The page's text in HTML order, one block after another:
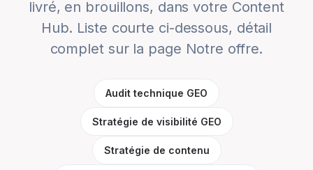
livré, en brouillons, dans votre Content
Hub. Liste courte ci-dessous, détail
complet sur la page Notre offre.
Audit technique GEO
Stratégie de visibilité GEO
Stratégie de contenu